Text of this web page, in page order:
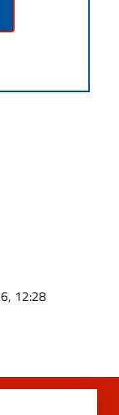
12:28